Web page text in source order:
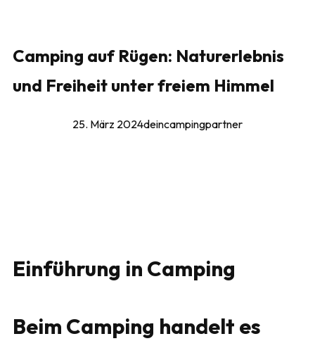
Camping auf Rügen: Naturerlebnis
und Freiheit unter freiem Himmel
25. März 2024deincampingpartner
Einführung in Camping
Beim Camping handelt es